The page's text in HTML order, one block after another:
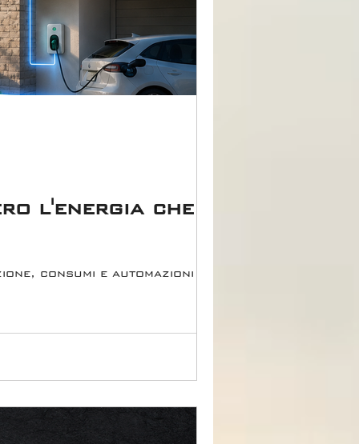
l'energia che
consumi e automazioni per